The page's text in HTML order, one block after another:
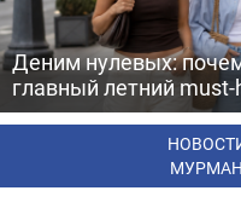
Деним нулевых:
главный летний